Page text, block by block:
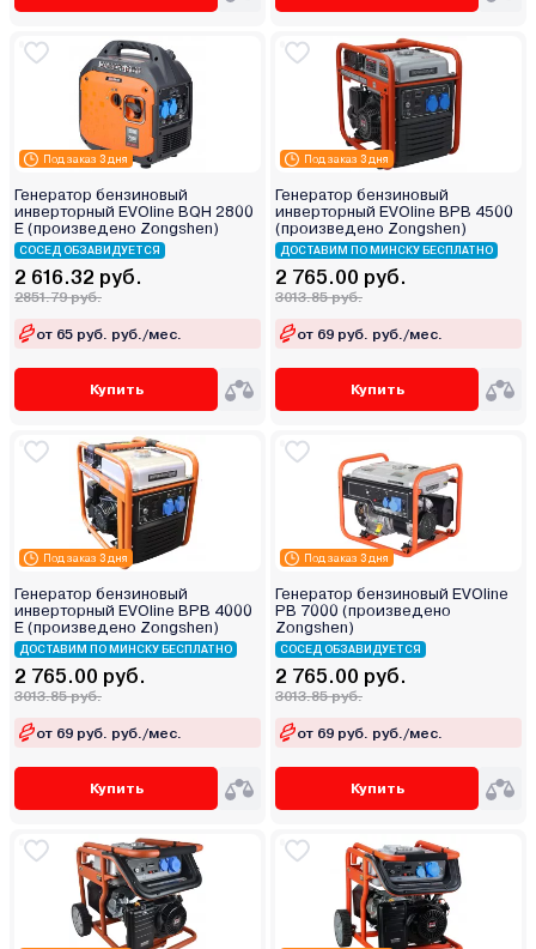
Под заказ 3 дня
Генератор бензиновый
инверторный EVOline BQH 2800
E (произведено Zongshen)
СОСЕД ОБЗАВИДУЕТСЯ
2 616.32 руб.
2851.79 руб.
от 65 руб. руб./мес.
Купить
Под заказ 3 дня
Генератор бензиновый
инверторный EVOline BPB 4500
(произведено Zongshen)
ДОСТАВИМ ПО МИНСКУ БЕСПЛАТНО
2 765.00 руб.
3013.85 руб.
от 69 руб. руб./мес.
Купить
Под заказ 3 дня
Генератор бензиновый
инверторный EVOline BPB 4000
E (произведено Zongshen)
ДОСТАВИМ ПО МИНСКУ БЕСПЛАТНО
2 765.00 руб.
3013.85 руб.
от 69 руб. руб./мес.
Купить
Под заказ 3 дня
Генератор бензиновый EVOline
PB 7000 (произведено
Zongshen)
СОСЕД ОБЗАВИДУЕТСЯ
2 765.00 руб.
3013.85 руб.
от 69 руб. руб./мес.
Купить